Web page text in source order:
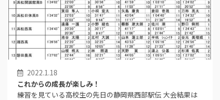
2022.1.18
これからの成長が楽しみ！
練習を見ている高校生の先日の静岡県西部駅伝 大会結果は